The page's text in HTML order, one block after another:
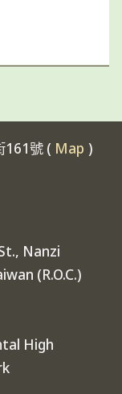
161號 ( Map )
Nanzi
(R.O.C.)
High